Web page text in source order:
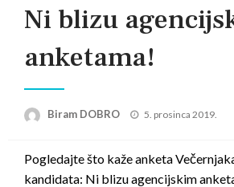
Ni blizu
anketama!
Biram DOBRO
Posted
5. prosinca 2019.
Pogledajte što kaže anketa
kandidata: Ni blizu agencijskim